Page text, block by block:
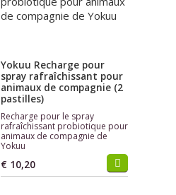
Yokuu Recharge pour
spray rafraîchissant pour
animaux de compagnie (2
pastilles)
Recharge pour le spray
rafraîchissant probiotique pour
animaux de compagnie de
Yokuu
€ 10,20